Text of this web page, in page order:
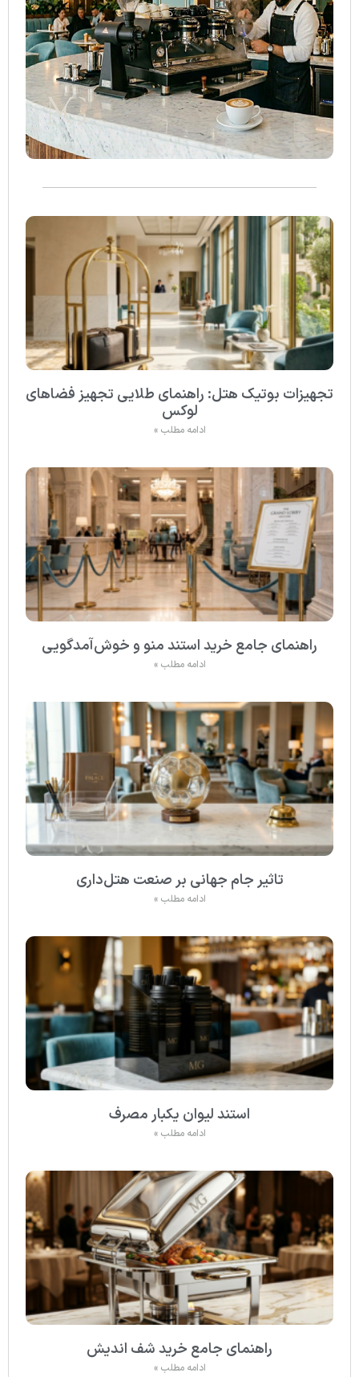
تجهیزات بوتیک هتل: راهنمای طلایی تجهیز فضاهای
لوکس
ادامه مطلب »
راهنمای جامع خرید استند منو و خوش‌آمدگویی
ادامه مطلب »
تاثیر جام جهانی بر صنعت هتل‌داری
ادامه مطلب »
استند لیوان یکبار مصرف
ادامه مطلب »
راهنمای جامع خرید شف اندیش
ادامه مطلب »